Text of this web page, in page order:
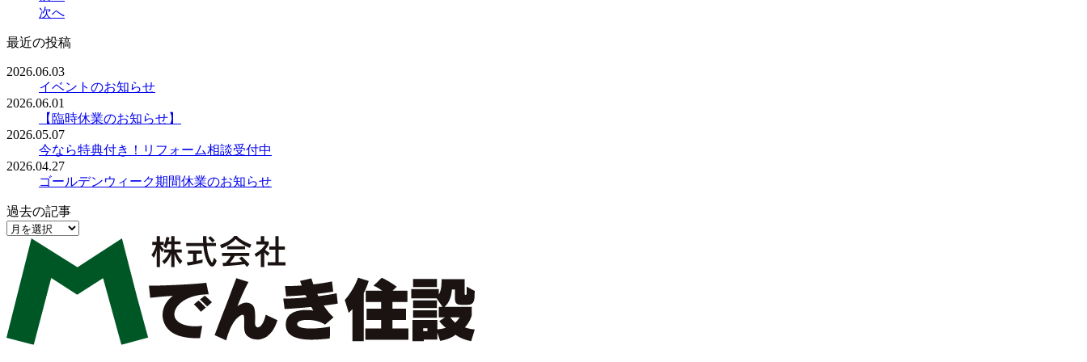
次へ
最近の投稿
2026.06.03
イベントのお知らせ
2026.06.01
【臨時休業のお知らせ】
2026.05.07
今なら特典付き！リフォーム相談受付中
2026.04.27
ゴールデンウィーク期間休業のお知らせ
過去の記事